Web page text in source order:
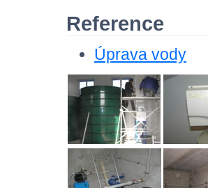
Reference
Úprava vody